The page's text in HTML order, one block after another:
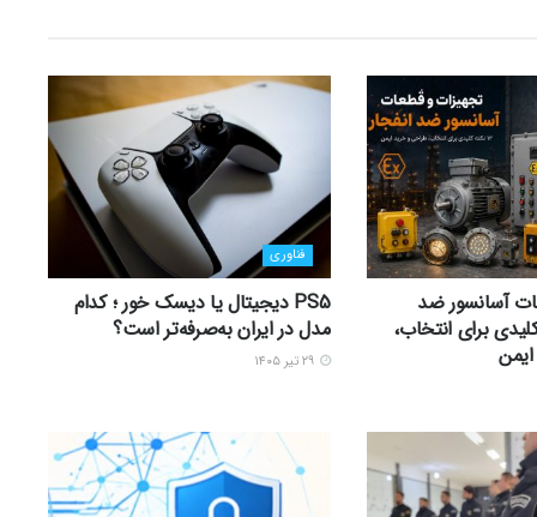
آسانسور ضد
نکته کلیدی برای انتخاب،
فناوری
PS5 دیجیتال یا دیسک خور ؛ کدام
مدل در ایران به‌صرفه‌تر است؟
۲۹ تیر ۱۴۰۵